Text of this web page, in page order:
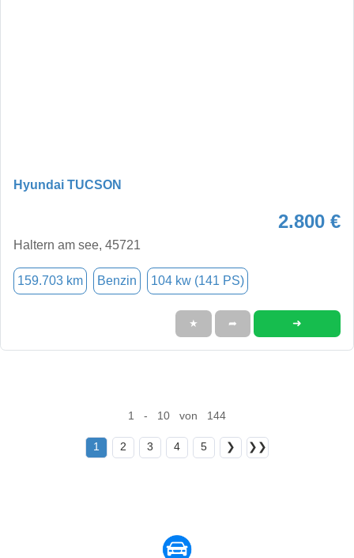
Hyundai TUCSON
2.800 €
Haltern am see, 45721
159.703 km Benzin 104 kw (141 PS)
★ ➦ ➜
1 - 10 von 144
1 2 3 4 5 ❯ ❯❯